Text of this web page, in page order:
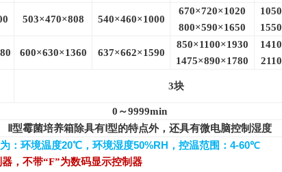
503×470×808 540×460×1000
670×720×1020
800×590×1650
1050
1550
600×630×1360 637×662×1590
850×1100×1930
1475×890×1780
1410
2110
3块
0 ～9999min
Ⅱ型霉菌培养箱除具有Ⅰ型的特点外，还具有微电脑控制湿度
：环境温度20℃ ，环境湿度50%RH ，控温范围： 4-60℃
，不带“F”为数码显示控制器